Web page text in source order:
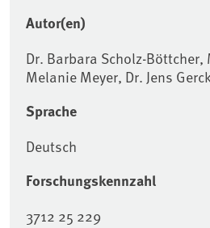
Autor(en)
Dr. Barbara Scholz-Böttcher,
Melanie Meyer, Dr. Jens
Sprache
Deutsch
Forschungskennzahl
3712 25 229